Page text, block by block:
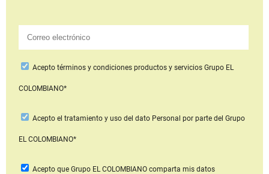
Aceptotérminos y condiciones productos y serviciosGrupo EL
COLOMBIANO*
Acepto el tratamiento y uso del dato Personal por parte del Grupo
EL COLOMBIANO*
Acepto que Grupo EL COLOMBIANOcomparta mis datos